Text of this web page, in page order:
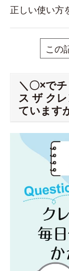
正しい使い方
この
＼〇×で
ス ザ ク
ています